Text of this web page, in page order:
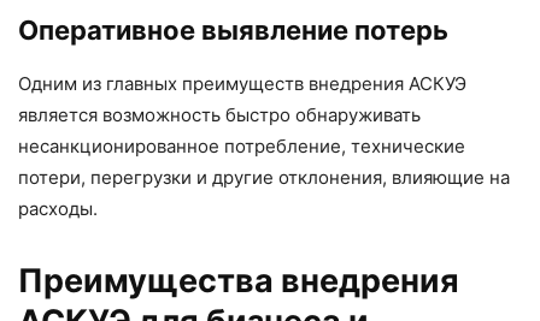
Оперативное выявление потерь
Одним из главных преимуществ внедрения АСКУЭ
является возможность быстро обнаруживать
несанкционированное потребление, технические
потери, перегрузки и другие отклонения, влияющие на
расходы.
Преимущества внедрения